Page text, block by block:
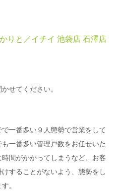
りと／イチイ 池袋店 石澤店
せてください。
一番多い９人態勢で営業をして
一番多い管理戸数をお任せいた
間がかかってしまうなど、お客
することがないよう、態勢をし
。